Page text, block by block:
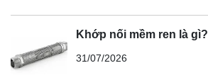
Khớp nối mềm ren là gì?
31/07/2026